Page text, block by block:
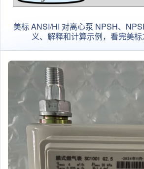
美标 ANSI/HI 对离心泵 NPSH、
义、解释和计算示例，看完美